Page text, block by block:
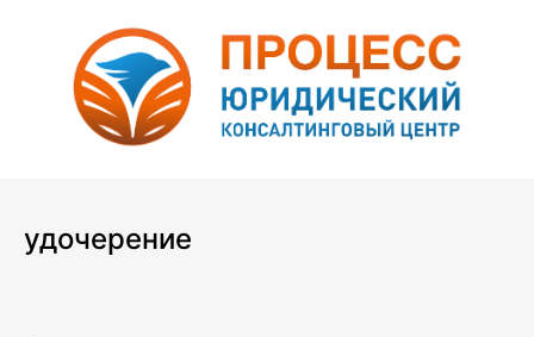
удочерение